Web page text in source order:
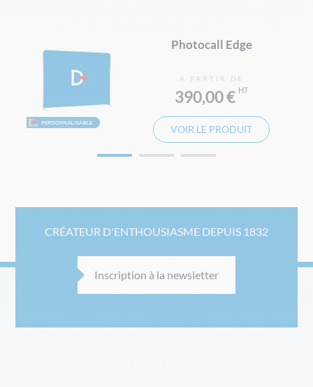
Photocall Edge
À PARTIR DE
390,00 €
VOIR LE PRODUIT
CRÉATEUR D'ENTHOUSIASME DEPUIS 1832
Inscription à la newsletter